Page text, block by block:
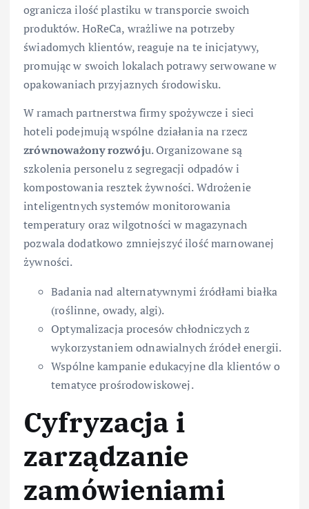
ogranicza ilość plastiku w transporcie swoich
produktów. HoReCa, wrażliwe na potrzeby
świadomych klientów, reaguje na te inicjatywy,
promując w swoich lokalach potrawy serwowane w
opakowaniach przyjaznych środowisku.
W ramach partnerstwa firmy spożywcze i sieci
hoteli podejmują wspólne działania na rzecz
zrównoważony rozwóju. Organizowane są
szkolenia personelu z segregacji odpadów i
kompostowania resztek żywności. Wdrożenie
inteligentnych systemów monitorowania
temperatury oraz wilgotności w magazynach
pozwala dodatkowo zmniejszyć ilość marnowanej
żywności.
Badania nad alternatywnymi źródłami białka
(roślinne, owady, algi).
Optymalizacja procesów chłodniczych z
wykorzystaniem odnawialnych źródeł energii.
Wspólne kampanie edukacyjne dla klientów o
tematyce prośrodowiskowej.
Cyfryzacja i
zarządzanie
zamówieniami